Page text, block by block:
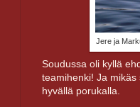
Jere ja
Soudussa oli kyllä
teamihenki! Ja
hyvällä porukalla.